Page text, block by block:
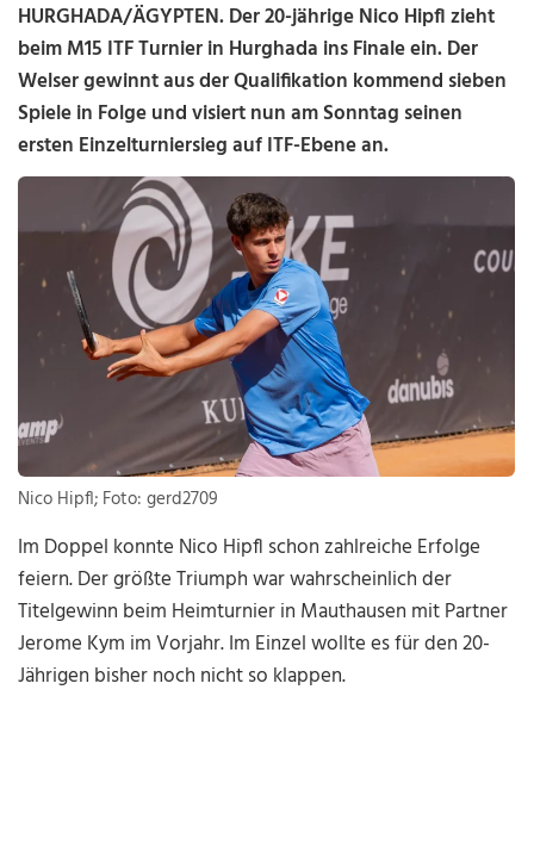
HURGHADA/ÄGYPTEN. Der 20-jährige Nico Hipfl zieht
beim M15 ITF Turnier in Hurghada ins Finale ein. Der
Welser gewinnt aus der Qualifikation kommend sieben
Spiele in Folge und visiert nun am Sonntag seinen
ersten Einzelturniersieg auf ITF-Ebene an.
Nico Hipfl; Foto: gerd2709
Im Doppel konnte Nico Hipfl schon zahlreiche Erfolge
feiern. Der größte Triumph war wahrscheinlich der
Titelgewinn beim Heimturnier in Mauthausen mit Partner
Jerome Kym im Vorjahr. Im Einzel wollte es für den 20-
Jährigen bisher noch nicht so klappen.